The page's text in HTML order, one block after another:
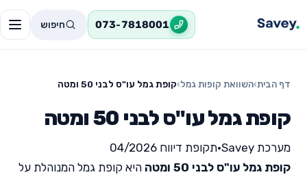
073-7818001 חיפוש
דף הבית›השוואת קופות גמל›קופת גמל עו"ס לבני 50 ומטה
קופת גמל עו"ס לבני 50 ומטה
מערכת Savey •תקופת דיווח 04/2026
קופת גמל עו"ס לבני 50 ומטה
היא קופת גמל המנוהלת על